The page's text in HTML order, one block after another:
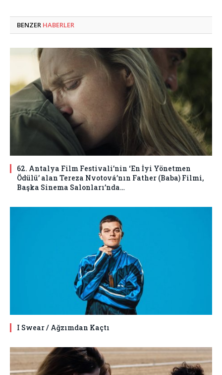
BENZER HABERLER
62. Antalya Film Festivali’nin ‘En İyi Yönetmen
Ödülü’ alan Tereza Nvotová’nın Father (Baba) Filmi,
Başka Sinema Salonları’nda…
I Swear / Ağzımdan Kaçtı